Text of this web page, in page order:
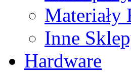
Materiały
Inne
Hardware